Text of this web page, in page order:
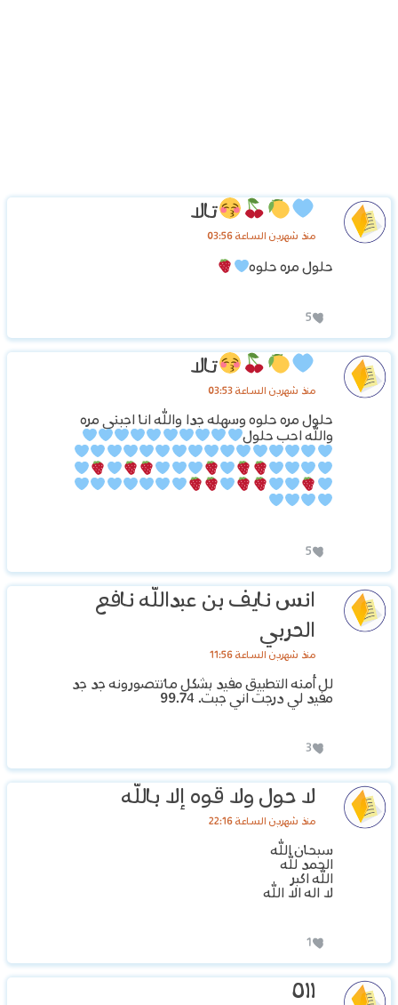
تالا
منذ شهرين الساعة 03:56
حلول مره حلوه
5
تالا
منذ شهرين الساعة 03:53
حلول مره حلوه وسهله جدا والله انا اجبني مره
والله احب حلول
5
انس نايف بن عبدالله نافع
الحربي
منذ شهرين الساعة 11:56
لل أمنه التطبيق مفيد بشكل ماتتصورونه جد جد
مفيد لي درجت اني جبت. 99.74
3
لا حول ولا قوه إلا بالله
منذ شهرين الساعة 22:16
سبحان الله
الحمد لله
الله اكبر
لا اله الا الله
1
٥١١